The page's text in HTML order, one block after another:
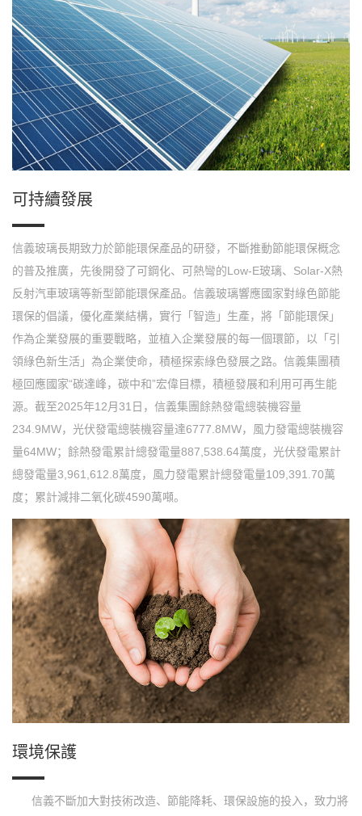
可持續發展
信義玻璃長期致力於節能環保產品的研發，不斷推動節能環保概念
的普及推廣，先後開發了可鋼化、可熱彎的Low-E玻璃、Solar-X熱
反射汽車玻璃等新型節能環保產品。信義玻璃響應國家對綠色節能
環保的倡議，優化產業結構，實行「智造」生產，將「節能環保」
作為企業發展的重要戰略，並植入企業發展的每一個環節，以「引
領綠色新生活」為企業使命，積極探索綠色發展之路。信義集團積
極回應國家“碳達峰，碳中和”宏偉目標，積極發展和利用可再生能
源。截至2025年12月31日，信義集團餘熱發電總裝機容量
234.9MW，光伏發電總裝機容量達6777.8MW，風力發電總裝機容
量64MW；餘熱發電累計總發電量887,538.64萬度，光伏發電累計
總發電量3,961,612.8萬度，風力發電累計總發電量109,391.70萬
度；累計減排二氧化碳4590萬噸。
環境保護
信義不斷加大對技術改造、節能降耗、環保設施的投入，致力將